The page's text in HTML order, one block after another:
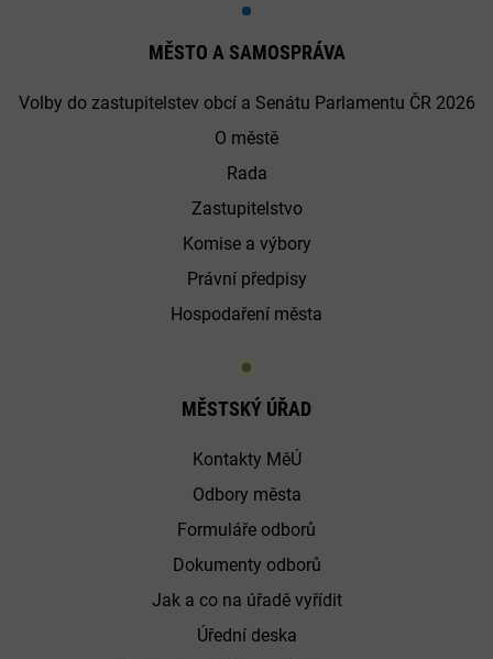
MĚSTO A SAMOSPRÁVA
Volby do zastupitelstev obcí a Senátu Parlamentu ČR 2026
O městě
Rada
Zastupitelstvo
Komise a výbory
Právní předpisy
Hospodaření města
MĚSTSKÝ ÚŘAD
Kontakty MěÚ
Odbory města
Formuláře odborů
Dokumenty odborů
Jak a co na úřadě vyřídit
Úřední deska